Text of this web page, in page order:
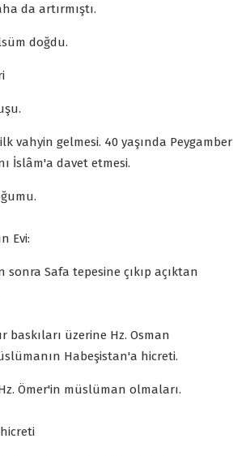
da artırmıştı.
doğdu.
vahyin gelmesi. 40 yaşında Peygamber
İslâm'a davet etmesi.
Evi:
sonra Safa tepesine çıkıp açıktan
baskıları üzerine Hz. Osman
Habeşistan'a hicreti.
Ömer'in müslüman olmaları.